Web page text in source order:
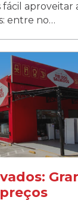
100 - Fanny,
09h00 às
DE
fácil aproveitar
entre no…